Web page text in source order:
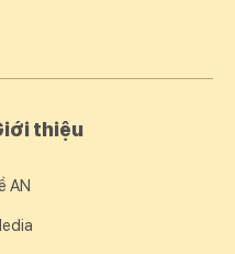
thiệu
AN